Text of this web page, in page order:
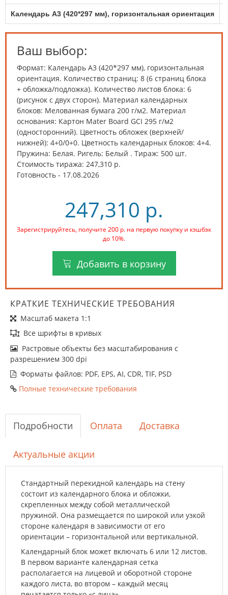
Календарь A3 (420*297 мм), горизонтальная ориентация
Ваш выбор:
Формат: Календарь A3 (420*297 мм), горизонтальная
ориентация. Количество страниц: 8 (6 страниц блока
+ обложка/подложка). Количество листов блока: 6
(рисунок с двух сторон). Материал календарных
блоков: Мелованная бумага 200 г/м2. Материал
основания: Картон Mater Board GCI 295 г/м2
(односторонний). Цветность обложек (верхней/
нижней): 4+0/0+0. Цветность календарных блоков: 4+4.
Пружина: Белая. Ригель: Белый . Тираж: 500 шт.
Стоимость тиража: 247,310 р.
Готовность - 17.08.2026
247,310 р.
Зарегистрируйтесь, получите 200 р. на первую покупку и кэшбэк
до 10%.
Добавить в корзину
КРАТКИЕ ТЕХНИЧЕСКИЕ ТРЕБОВАНИЯ
Масштаб макета 1:1
Все шрифты в кривых
Растровые объекты без масштабирования с
разрешением 300 dpi
Форматы файлов: PDF, EPS, AI, CDR, TIF, PSD
Полные технические требования
Подробности Оплата Доставка
Актуальные акции
Стандартный перекидной календарь на стену
состоит из календарного блока и обложки,
скрепленных между собой металлической
пружиной. Она размещается по широкой или узкой
стороне календаря в зависимости от его
ориентации – горизонтальной или вертикальной.
Календарный блок может включать 6 или 12 листов.
В первом варианте календарная сетка
располагается на лицевой и оборотной стороне
каждого листа, во втором – каждый месяц